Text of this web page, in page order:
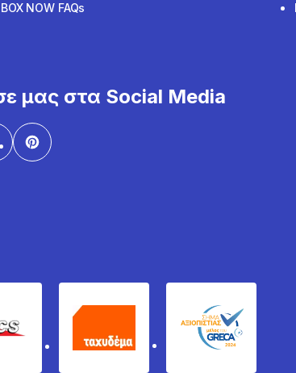
BOX NOW FAQs
μας στα Social Media
Ταχυδέμα GRECA